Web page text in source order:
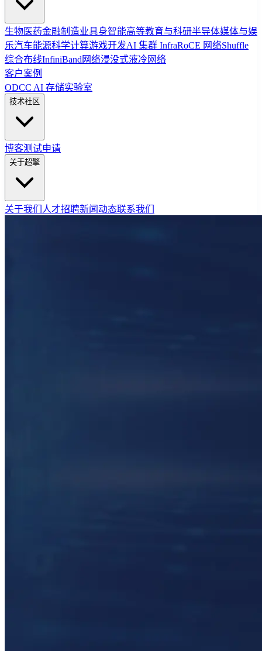
生物医药金融制造业具身智能高等教育与科研半导体媒体与娱
乐汽车能源科学计算游戏开发AI 集群 InfraRoCE 网络Shuffle
综合布线InfiniBand网络浸没式液冷网络
客户案例
ODCC AI 存储实验室
技术社区
博客测试申请
关于超擎
关于我们 人才招聘新闻动态联系我们